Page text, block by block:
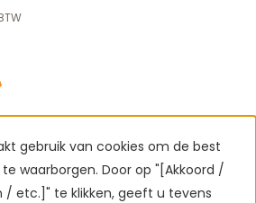
gebruik van cookies om de best
waarborgen. Door op "[Akkoord /
/ etc.]" te klikken, geeft u tevens